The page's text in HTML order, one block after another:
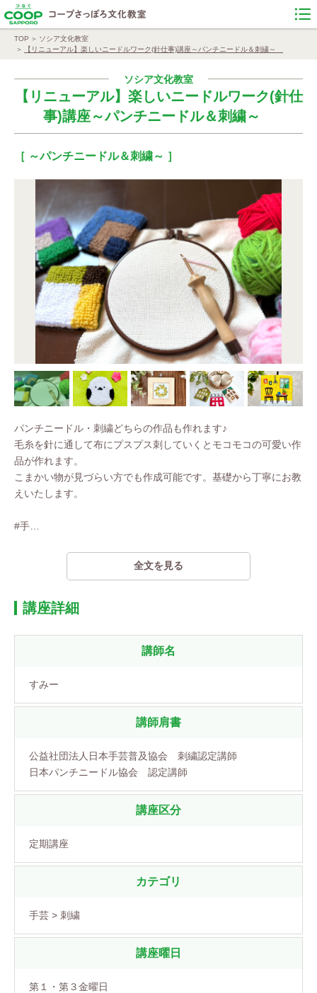
TOP
ソシア文化教室
【リニューアル】楽しいニードルワーク(針仕事)講座～パンチニードル＆刺繍～
ソシア文化教室
【リニューアル】楽しいニードルワーク(針仕
事)講座～パンチニードル＆刺繍～
［ ～パンチニードル＆刺繍～ ］
パンチニードル・刺繍どちらの作品も作れます♪
毛糸を針に通して布にプスプス刺していくとモコモコの可愛い作
品が作れます。
こまかい物が見づらい方でも作成可能です。基礎から丁寧にお教
えいたします。
#手
全文を見る
講座詳細
講師名
すみー
講師肩書
公益社団法人日本手芸普及協会 刺繍認定講師
日本パンチニードル協会 認定講師
講座区分
定期講座
カテゴリ
手芸 > 刺繍
講座曜日
第１・第３金曜日